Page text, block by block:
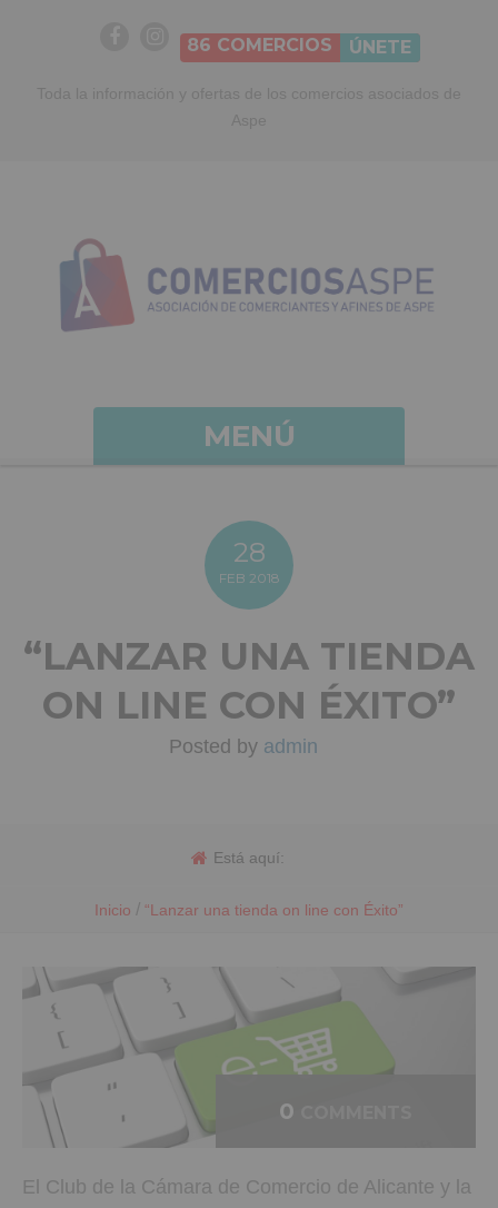
86 COMERCIOS ÚNETE
MENÚ
28
FEB 2018
“LANZAR UNA TIENDA
ON LINE CON ÉXITO”
Posted by admin
Está aquí:
Inicio / “Lanzar una tienda on line con Éxito”
0
El Club de la Cámara de Comercio de Alicante y la